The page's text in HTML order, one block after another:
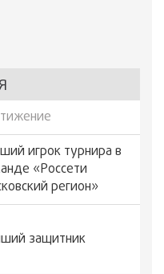
игрок турнира в
«Россети
регион»
защитник